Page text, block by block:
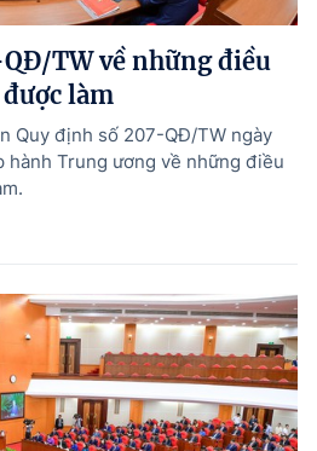
TW về những điều
làm
Quy định số 207-QĐ/TW ngày
hành Trung ương về những điều